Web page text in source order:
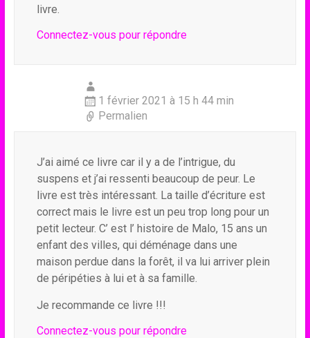
livre.
Connectez-vous pour répondre
1 février 2021 à 15 h 44 min
Permalien
J’ai aimé ce livre car il y a de l’intrigue, du
suspens et j’ai ressenti beaucoup de peur. Le
livre est très intéressant. La taille d’écriture est
correct mais le livre est un peu trop long pour un
petit lecteur. C’ est l’ histoire de Malo, 15 ans un
enfant des villes, qui déménage dans une
maison perdue dans la forêt, il va lui arriver plein
de péripéties à lui et à sa famille.
Je recommande ce livre !!!
Connectez-vous pour répondre